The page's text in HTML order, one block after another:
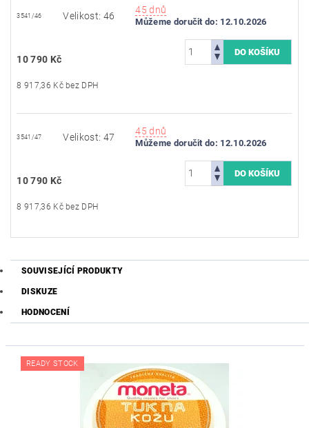
3541/46 Velikost: 46
45 dnů
Můžeme doručit do: 12.10.2026
10 790 Kč
8 917,36 Kč bez DPH
3541/47 Velikost: 47
45 dnů
Můžeme doručit do: 12.10.2026
10 790 Kč
8 917,36 Kč bez DPH
SOUVISEJÍCÍ PRODUKTY
DISKUZE
HODNOCENÍ
READY STOCK